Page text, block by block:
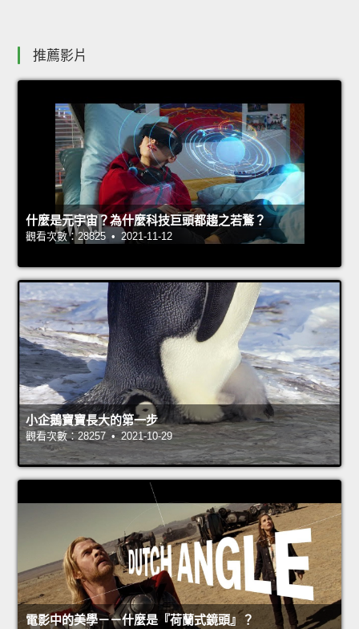
推薦影片
什麼是元宇宙？為什麼科技巨頭都趨之若鶩？
觀看次數：28825 • 2021-11-12
小企鵝寶寶長大的第一步
觀看次數：28257 • 2021-10-29
電影中的美學－－什麼是『荷蘭式鏡頭』？